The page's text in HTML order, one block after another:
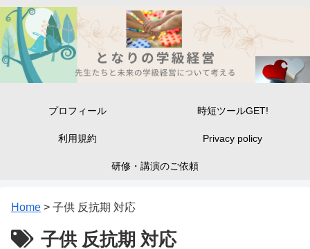
プロフィール 時短ツールGET!
利用規約 Privacy policy
研修・講演のご依頼
Home > 子供 反抗期 対応
子供 反抗期 対応